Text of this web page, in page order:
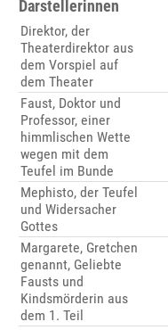
Darstellerinnen
Direktor, der
Theaterdirektor aus
dem Vorspiel auf
dem Theater
Faust, Doktor und
Professor, einer
himmlischen Wette
wegen mit dem
Teufel im Bunde
Mephisto, der Teufel
und Widersacher
Gottes
Margarete, Gretchen
genannt, Geliebte
Fausts und
Kindsmörderin aus
dem 1. Teil